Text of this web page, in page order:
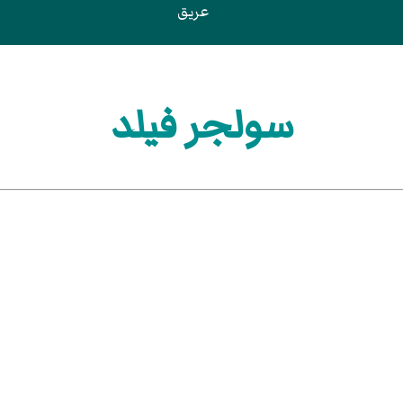
عريق
سولجر فيلد